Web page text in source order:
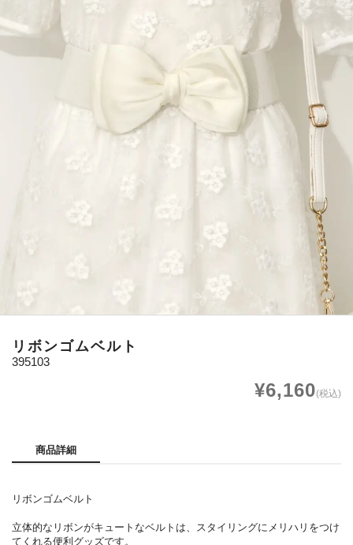
リボンゴムベルト
395103
¥6,160(税込)
商品詳細
リボンゴムベルト
立体的なリボンがキュートなベルトは、スタイリングにメリハリをつけ
てくれる便利グッズです。